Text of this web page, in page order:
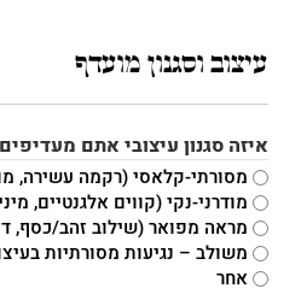
עיצוב וסגנון מועדף
איזה סגנון עיצובי אתם
מסורתי-קלאסי (רקמה עשירה,
מודרני-נקי (קווים אלגנטיים,
מראה מפואר (שילוב זהב/כסף,
משולב – נגיעות מסורתיות
אחר